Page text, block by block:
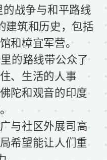
战争与和平路线
建筑和历史，包括
和樟宜军营。
的路线带公众了
、生活的人事
陀和观音的印度
与社区外展司高
希望能让人们重